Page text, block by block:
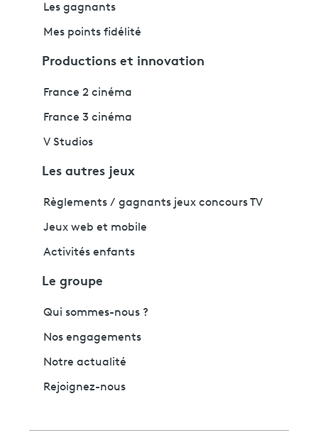
Les gagnants
Mes points fidélité
Productions et innovation
France 2 cinéma
France 3 cinéma
V Studios
Les autres jeux
Règlements / gagnants jeux concours TV
Jeux web et mobile
Activités enfants
Le groupe
Qui sommes-nous ?
Nos engagements
Notre actualité
Rejoignez-nous